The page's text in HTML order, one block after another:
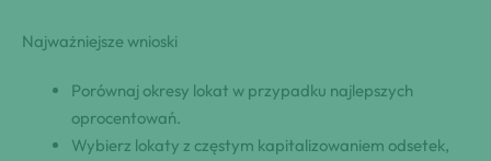
Najważniejsze wnioski
Porównaj okresy lokat w przypadku najlepszych
oprocentowań.
Wybierz lokaty z częstym kapitalizowaniem odsetek,